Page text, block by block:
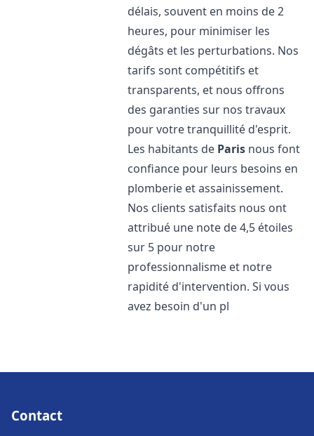
délais, souvent en moins de 2
heures, pour minimiser les
dégâts et les perturbations. Nos
tarifs sont compétitifs et
transparents, et nous offrons
des garanties sur nos travaux
pour votre tranquillité d'esprit.
Les habitants de Paris nous font
confiance pour leurs besoins en
plomberie et assainissement.
Nos clients satisfaits nous ont
attribué une note de 4,5 étoiles
sur 5 pour notre
professionnalisme et notre
rapidité d'intervention. Si vous
avez besoin d'un pl
Contact